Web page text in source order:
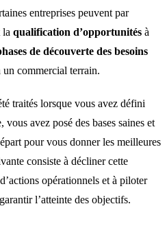
entreprises peuvent par
la qualification d’opportunités à
de découverte des besoins
un commercial terrain.
traités lorsque vous avez défini
vous avez posé des bases saines et
pour vous donner les meilleures
consiste à décliner cette
opérationnels et à piloter
l’atteinte des objectifs.